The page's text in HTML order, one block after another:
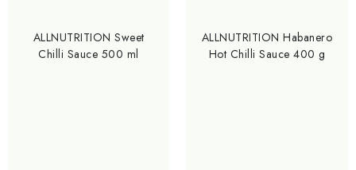
ALLNUTRITION Sweet
Chilli Sauce 500 ml
ALLNUTRITION Habanero
Hot Chilli Sauce 400 g